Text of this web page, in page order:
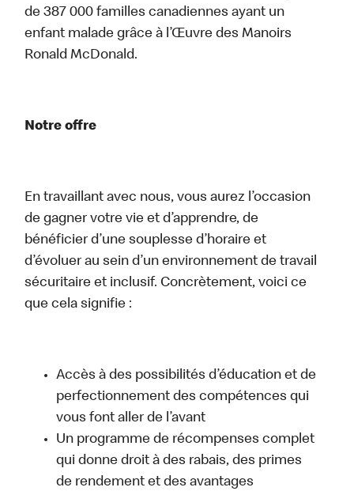
de 387 000 familles canadiennes ayant un
enfant malade grâce à l’Œuvre des Manoirs
Ronald McDonald.
Notre offre
En travaillant avec nous, vous aurez l’occasion
de gagner votre vie et d’apprendre, de
bénéficier d’une souplesse d’horaire et
d’évoluer au sein d’un environnement de travail
sécuritaire et inclusif. Concrètement, voici ce
que cela signifie :
Accès à des possibilités d’éducation et de
perfectionnement des compétences qui
vous font aller de l’avant
Un programme de récompenses complet
qui donne droit à des rabais, des primes
de rendement et des avantages